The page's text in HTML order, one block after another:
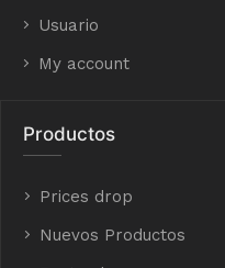
Usuario
My account
Productos
Prices drop
Nuevos Productos